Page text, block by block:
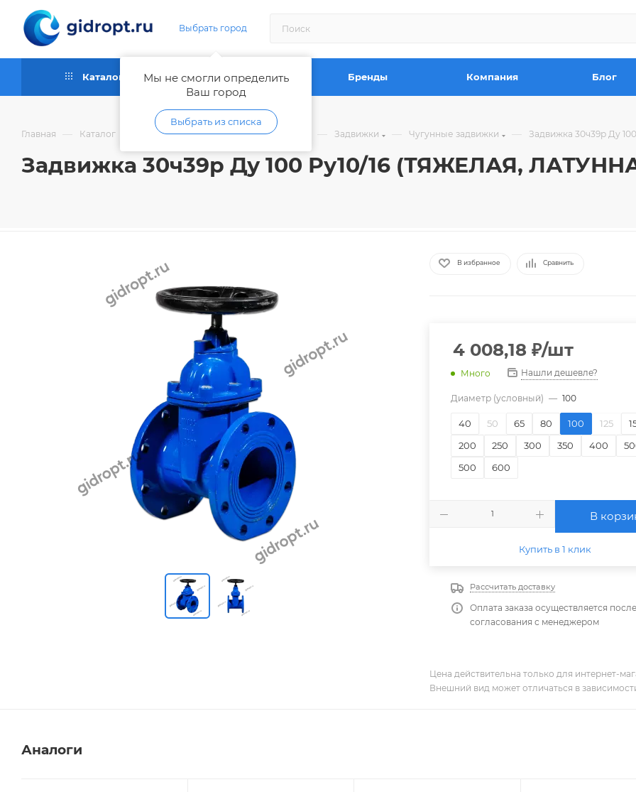
Выбрать город
Мы не смогли определить
Ваш город
Выбрать из списка
Каталог Как купить Бренды Компания Блог
Главная — Каталог Запорная и регулирующая арматура — Задвижки — Чугунные задвижки — Задвижка 30ч39р Ду
Задвижка 30ч39р Ду 100 Ру10/16 (ТЯЖЕЛАЯ,
В избранное Сравнить
4 008,18 ₽/шт
Много Нашли дешевле?
Диаметр (условный) — 100
40 50 65 80 100 125
200
250 300 350 400
500
600
В
Купить в 1 клик
Рассчитать доставку
Оплата заказа осуществляется после
согласования с менеджером
Цена действительна только для интернет-
Внешний вид может отличаться в
Аналоги